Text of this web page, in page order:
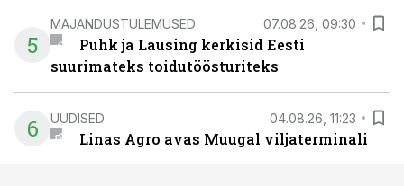
5
MAJANDUSTULEMUSED 07.08.26, 09:30
Puhk ja Lausing kerkisid Eesti
suurimateks toidutöösturiteks
6 UUDISED 04.08.26, 11:23
Linas Agro avas Muugal viljaterminali